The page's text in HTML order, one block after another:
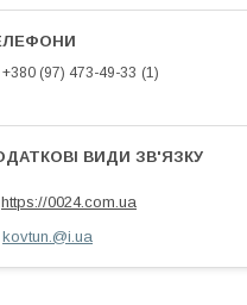
+380 (97) 473-49-33 1
https://0024.com.ua
kovtun.@i.ua